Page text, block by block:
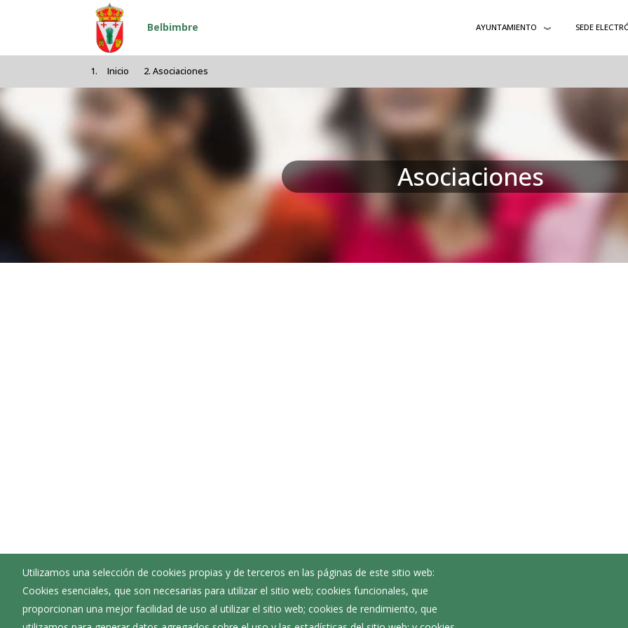
Pasar al contenido principal
Belbimbre AYUNTAMIENTO SEDE
Inicio Asociaciones
Asociaciones
Utilizamos una selección de cookies propias y de terceros en las páginas de este sitio web:
Cookies esenciales, que son necesarias para utilizar el sitio web; cookies funcionales, que
proporcionan una mejor facilidad de uso al utilizar el sitio web; cookies de rendimiento, que
Ayuntamiento de Belbimbre
: Calle Real 09226